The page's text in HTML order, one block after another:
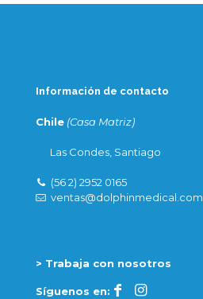
Información de contacto
Chile (Casa Matriz)
Las Condes, Santiago
(56 2) 2952 0165
ventas@dolphinmedical.com
> Trabaja con nosotros
Síguenos en: